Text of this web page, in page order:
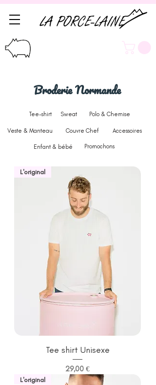
Broderie Normande
Tee-shirt Sweat Polo & Chemise
Veste & Manteau Couvre Chef Accessoires
Enfant & bébé Promochons
L'original
Tee shirt Unisexe
Prix
29,00 €
L'original